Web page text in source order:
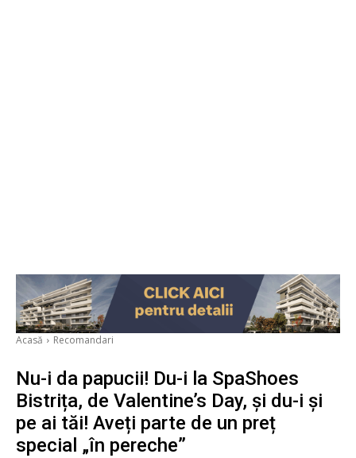
Acasă Recomandari
Nu-i da papucii! Du-i la SpaShoes
Bistrița, de Valentine’s Day, și du-i și
pe ai tăi! Aveți parte de un preț
special „în pereche”